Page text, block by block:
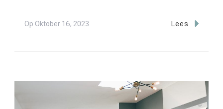
Op Oktober 16, 2023 Lees